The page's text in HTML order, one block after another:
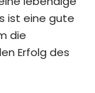
ist eine gute
die
Erfolg des